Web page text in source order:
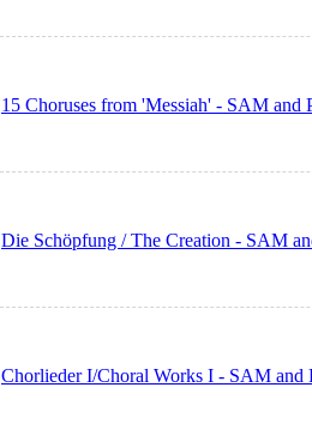
15 Choruses from 'Messiah' - SAM and
Die Schöpfung / The Creation - SAM
Chorlieder I/Choral Works I - SAM and